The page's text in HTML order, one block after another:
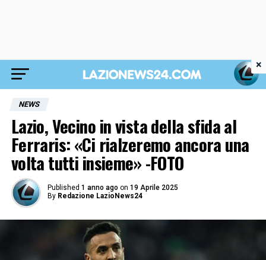
NEWS
Lazio, Vecino in vista della sfida al
Ferraris: «Ci rialzeremo ancora una
volta tutti insieme» -FOTO
Published 1 anno ago on 19 Aprile 2025
By Redazione LazioNews24
×